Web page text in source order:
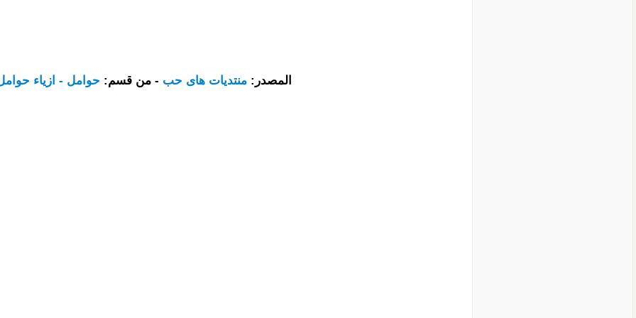
المصدر: منتديات هاى حب - من قسم: حوامل - ازياء حوامل 2023- فساتين حوامل